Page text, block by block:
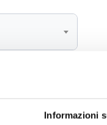
Informazioni